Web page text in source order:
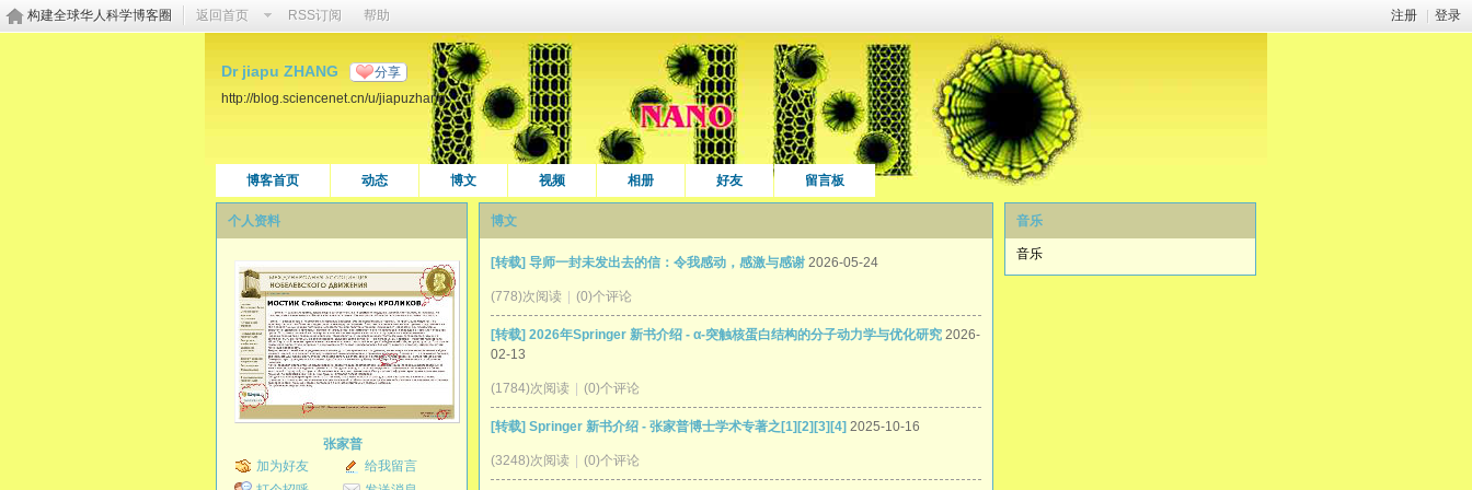
注册 登录
构建全球华人科学博客圈 返回首页 RSS订阅 帮助
Dr jiapu ZHANG 分享
http://blog.sciencenet.cn/u/jiapuzhang
博客首页 动态 博文 视频 相册 好友 留言板
个人资料
张家普
加为好友
给我留言
博文
[转载] 导师一封未发出去的信：令我感动，感激与感谢 2026-05-24
(778)次阅读 (0)个评论
[转载] 2026年Springer 新书介绍 - α-突触核蛋白结构的分子动力学与优化研究 2026-
02-13
(1784)次阅读 (0)个评论
[转载] Springer 新书介绍 - 张家普博士学术专著之[1][2][3][4] 2025-10-16
(3248)次阅读 (0)个评论
音乐
音乐